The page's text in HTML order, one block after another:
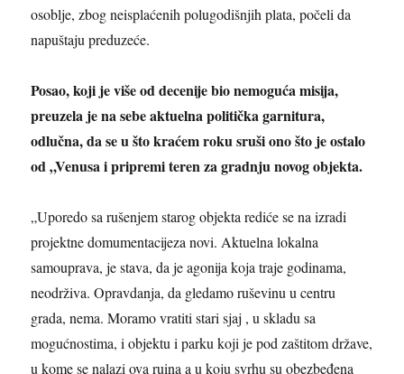
osoblje, zbog neisplaćenih polugodišnjih plata, počeli da
napuštaju preduzeće.
Posao, koji je više od decenije bio nemoguća misija,
preuzela je na sebe aktuelna politička garnitura,
odlučna, da se u što kraćem roku sruši ono što je ostalo
od „Venusa i pripremi teren za gradnju novog objekta.
„Uporedo sa rušenjem starog objekta rediće se na izradi
projektne domumentacijeza novi. Aktuelna lokalna
samouprava, je stava, da je agonija koja traje godinama,
neodrživa. Opravdanja, da gledamo ruševinu u centru
grada, nema. Moramo vratiti stari sjaj , u skladu sa
mogućnostima, i objektu i parku koji je pod zaštitom države,
u kome se nalazi ova ruina a u koju svrhu su obezbeđena